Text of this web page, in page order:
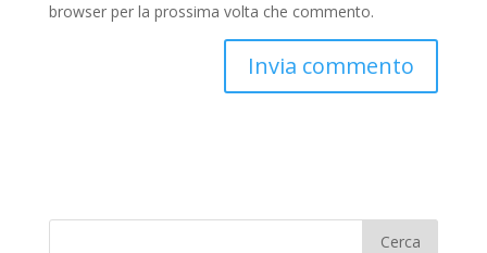
browser per la prossima volta che commento.